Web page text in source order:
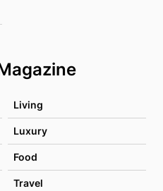
Living
Luxury
Food
Travel